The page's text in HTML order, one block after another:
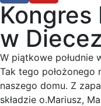
w
W piątkowe południe
Tak tego położonego
naszego domu. Z
składzie o.Mariusz,